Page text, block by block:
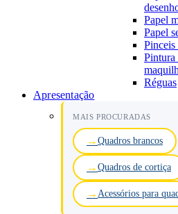
Papel
Papel
Pinceis
Pintura
Réguas
Apresentação
MAIS PROCURADAS
Quadros brancos
Quadros de cortiça
Acessórios para